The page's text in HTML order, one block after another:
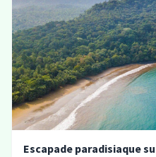
Escapade paradisiaque